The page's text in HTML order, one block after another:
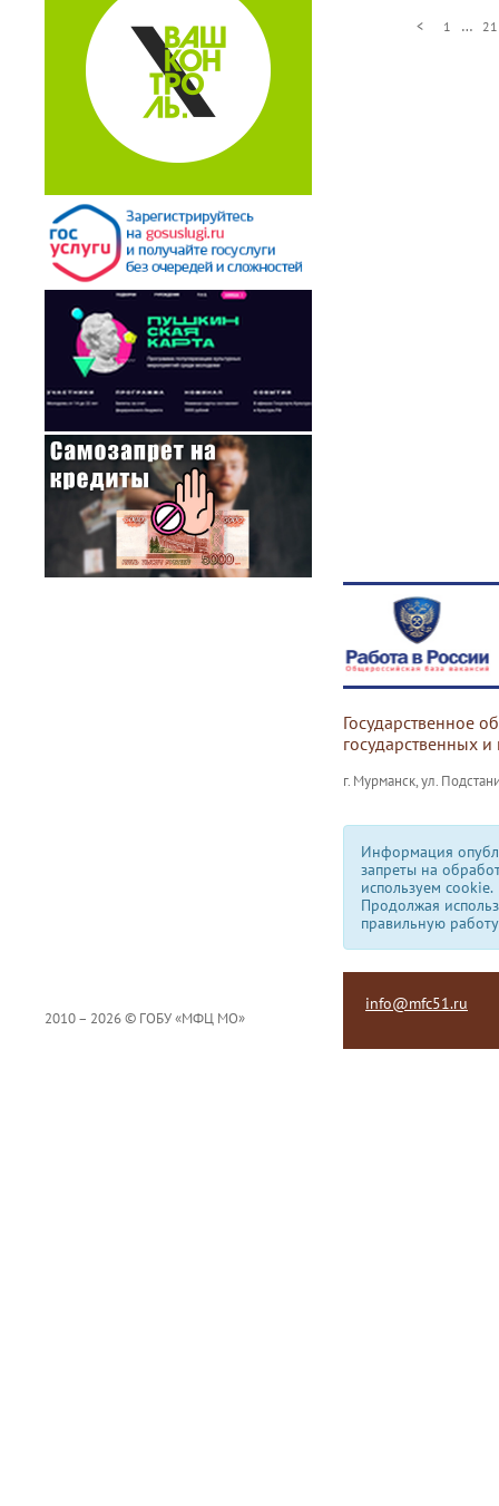
< 1 … 21
Государственное
государственных
г. Мурманск, ул.
Информация
запреты на
используем сookie.
Продолжая
правильную
2010 – 2026 © ГОБУ «МФЦ МО»
info@mfc51.ru